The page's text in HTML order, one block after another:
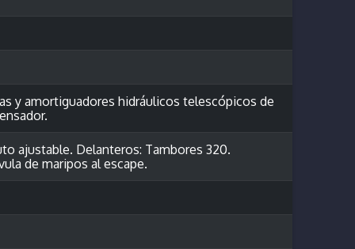
y amortiguadores hidráulicos telescópicos de
ajustable. Delanteros: Tambores 320.
de maripos al escape.